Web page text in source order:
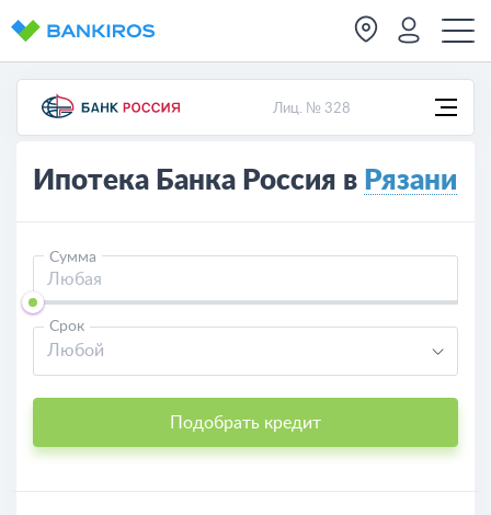
Лиц. № 328
Ипотека Банка Россия в Рязани
Сумма
Срок
Любой
Подобрать кредит